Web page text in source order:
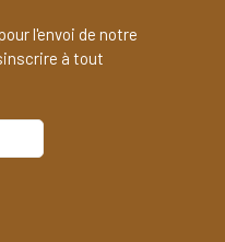
l'envoi de notre
à tout